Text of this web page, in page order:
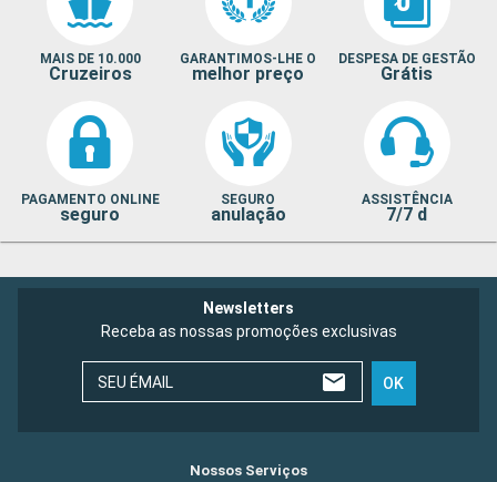
MAIS DE 10.000
Cruzeiros
GARANTIMOS-LHE O
melhor preço
DESPESA DE GESTÃO
Grátis
PAGAMENTO ONLINE
seguro
SEGURO
anulação
ASSISTÊNCIA
7/7 d
Newsletters
Receba as nossas promoções exclusivas
SEU ÉMAIL OK
Nossos Serviços